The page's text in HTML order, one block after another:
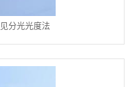
分光光度法